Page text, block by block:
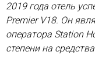
2019 года отель
Premier V18. Он
оператора Station
степени на